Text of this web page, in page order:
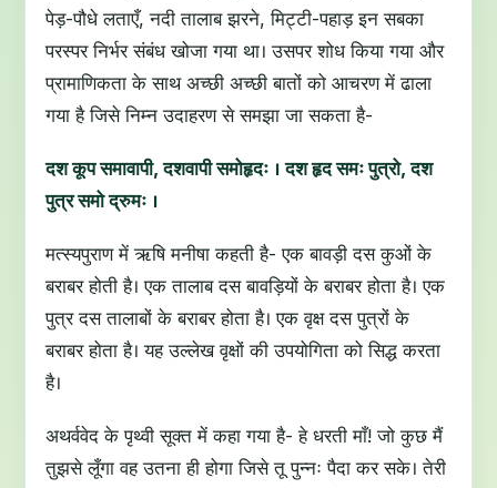
पेड़-पौधे लताएँ, नदी तालाब झरने, मिट्टी-पहाड़ इन सबका
परस्पर निर्भर संबंध खोजा गया था। उसपर शोध किया गया और
प्रामाणिकता के साथ अच्छी अच्छी बातों को आचरण में ढाला
गया है जिसे निम्न उदाहरण से समझा जा सकता है-
दश कूप समावापी, दशवापी समोहृदः । दश हृद समः पुत्रो, दश
पुत्र समो द्रुमः ।
मत्स्यपुराण में ऋषि मनीषा कहती है- एक बावड़ी दस कुओं के
बराबर होती है। एक तालाब दस बावड़ियों के बराबर होता है। एक
पुत्र दस तालाबों के बराबर होता है। एक वृक्ष दस पुत्रों के
बराबर होता है। यह उल्लेख वृक्षों की उपयोगिता को सिद्ध करता
है।
अथर्ववेद के पृथ्वी सूक्त में कहा गया है- हे धरती माँ! जो कुछ मैं
तुझसे लूँगा वह उतना ही होगा जिसे तू पुन्नः पैदा कर सके। तेरी